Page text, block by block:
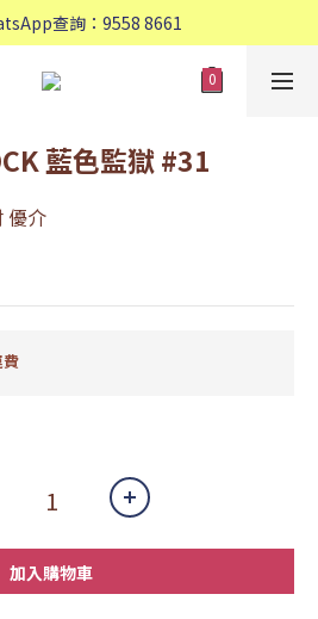
查詢：9558 8661
查詢：9558 8661
物滿💰HK$800，🚚免運費❤️
藍色監獄 #31
優介
加入購物車